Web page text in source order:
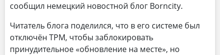
сообщил немецкий новостной блог Borncity.
Читатель блога поделился, что в его системе был
отключён TPM, чтобы заблокировать
принудительное «обновление на месте», но